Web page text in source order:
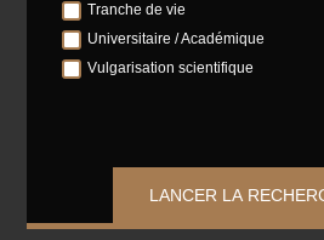
Tranche de vie
Universitaire / Académique
Vulgarisation scientifique
LANCER LA